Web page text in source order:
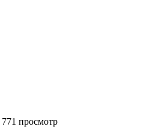
771 просмотр